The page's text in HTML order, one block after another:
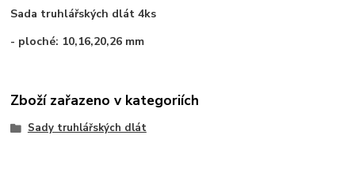
Sada truhlářských dlát 4ks
- ploché: 10,16,20,26 mm
Zboží zařazeno v kategoriích
Sady truhlářských dlát